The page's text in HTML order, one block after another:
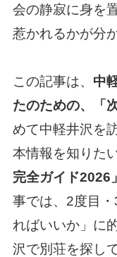
会の静寂に身を
惹かれるかが分か
この記事は、 中
たのための、「
めて中軽井沢を
本情報を知りた
完全ガイド2026」
事では、2度目
ればいいか」に
沢で別荘を探し